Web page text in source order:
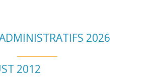
2026
2012